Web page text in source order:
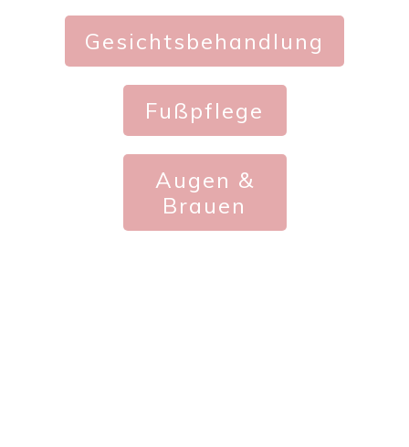
Gesichtsbehandlung
Fußpflege
Augen &
Brauen